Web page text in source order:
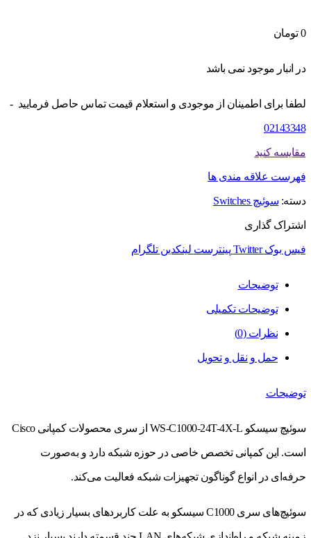
0 تومان
در انبار موجود نمی باشد
لطفا برای اطمینان از موجودی و استعلام قیمت تماس حاصل فرمایید -
02143348
مقایسه کنید
فهرست علاقه مندی ها
دسته: سوئیچ Switches
اشتراک گذاری
فیس بوک Twitter پینترست لینکدین تلگرام
توضیحات
توضیحات تکمیلی
نظرات (0)
حمل و نقل و تحویل
توضیحات
سوئیچ سیسکو WS-C1000-24T-4X-L از سری محصولات کمپانی Cisco
است. این کمپانی تخصص خاصی در حوزه شبکه دارد و به‌صورت
حرفه‌ای در انواع گوناگون تجهیزات شبکه فعالیت می‌کند.
سوئیچ‌های سری C1000 سیسکو به علت کاربردهای بسیار زیادی که در